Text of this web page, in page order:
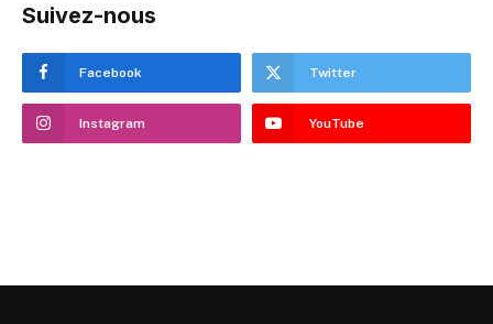
Suivez-nous
Facebook Twitter
Instagram YouTube